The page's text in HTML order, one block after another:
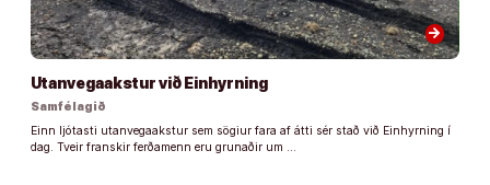
arrow_forward
Utanvegaakstur við Einhyrning
Samfélagið
Einn ljótasti utanvegaakstur sem sögiur fara af átti sér stað við Einhyrning í
dag. Tveir franskir ferðamenn eru grunaðir um …